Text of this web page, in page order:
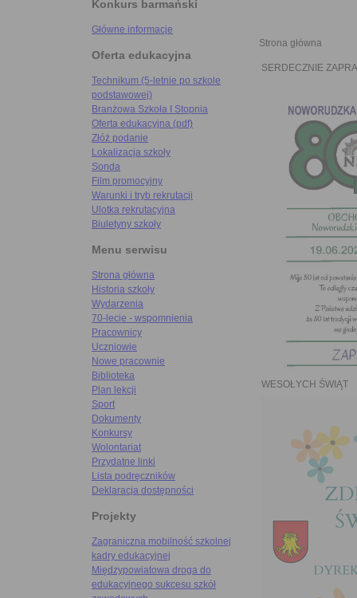
Konkurs barmański
Główne informacje
Oferta edukacyjna
Technikum (5-letnie po szkole
podstawowej)
Branżowa Szkoła I Stopnia
Oferta edukacyjna (pdf)
Złóż podanie
Lokalizacja szkoły
Sonda
Film promocyjny
Warunki i tryb rekrutacji
Ulotka rekrutacyjna
Biuletyny szkoły
Menu serwisu
Strona główna
Historia szkoły
Wydarzenia
70-lecie - wspomnienia
Pracownicy
Uczniowie
Nowe pracownie
Biblioteka
Plan lekcji
Sport
Dokumenty
Konkursy
Wolontariat
Przydatne linki
Lista podręczników
Deklaracja dostępności
Projekty
Zagraniczna mobilność szkolnej
kadry edukacyjnej
Międzypowiatowa droga do
edukacyjnego sukcesu szkół
Strona główna
SERDECZNIE
WESOŁYCH ŚWIĄT